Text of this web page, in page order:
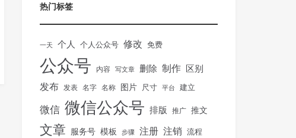
热门标签
一天 个人 个人公众号 修改 免费
公众号 内容 写文章 删除 制作 区别
发布 发表 名字 名称 图片 尺寸 平台 建立
微信 微信公众号 排版 推广 推文
文章 服务号 模板 步骤 注册 注销 流程